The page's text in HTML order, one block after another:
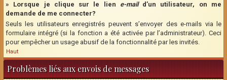
» Lorsque je clique sur le lien e-maild’un utilisateur, on me
demande de me connecter?
Seuls les utilisateurs enregistrés peuvent s’envoyer des e-mails via le
formulaire intégré (si la fonction a été activée par l’administrateur). Ceci
pour empêcher un usage abusif de la fonctionnalité par les invités.
Haut
Problèmes liés aux envois de messages